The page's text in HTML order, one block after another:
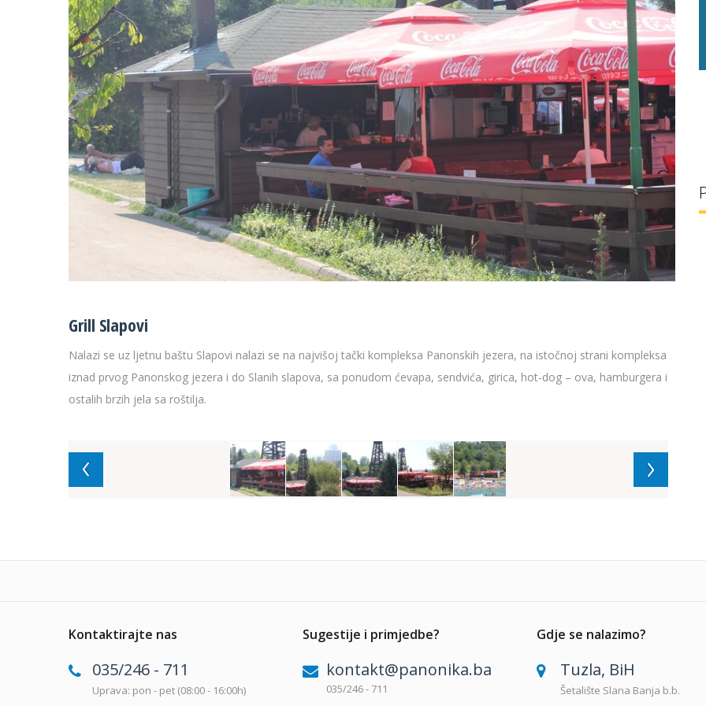
Grill Slapovi
Nalazi se uz ljetnu baštu Slapovi nalazi se na najvišoj tački kompleksa Panonskih jezera, na istočnoj strani kompleksa
iznad prvog Panonskog jezera i do Slanih slapova, sa ponudom ćevapa, sendvića, girica, hot-dog – ova, hamburgera i
ostalih brzih jela sa roštilja.
29 °C 32 g/l 29 °C 32 g/l
Kontaktirajte nas
035/246 - 711
Uprava: pon - pet (08:00 - 16:00h)
Sugestije i primjedbe?
kontakt@panonika.ba
035/246 - 711
Gdje se nalazimo?
Tuzla, BiH
Šetalište Slana Banja b.b.